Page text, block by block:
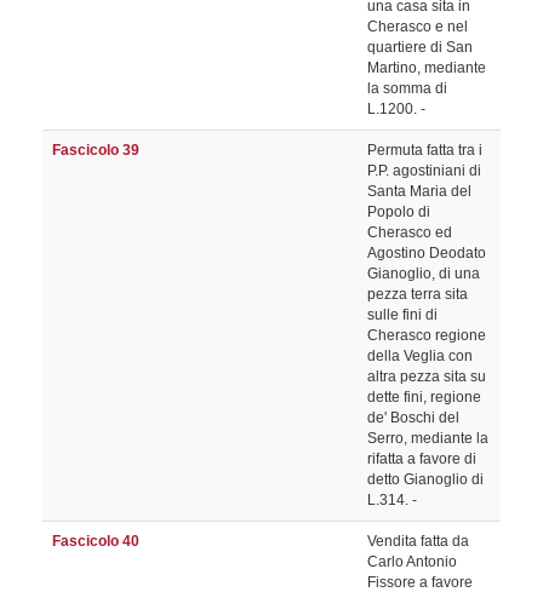
una casa sita in
Cherasco e nel
quartiere di San
Martino, mediante
la somma di
L.1200. -
Fascicolo 39
Permuta fatta tra i
P.P. agostiniani di
Santa Maria del
Popolo di
Cherasco ed
Agostino Deodato
Gianoglio, di una
pezza terra sita
sulle fini di
Cherasco regione
della Veglia con
altra pezza sita su
dette fini, regione
de' Boschi del
Serro, mediante la
rifatta a favore di
detto Gianoglio di
L.314. -
Fascicolo 40
Vendita fatta da
Carlo Antonio
Fissore a favore